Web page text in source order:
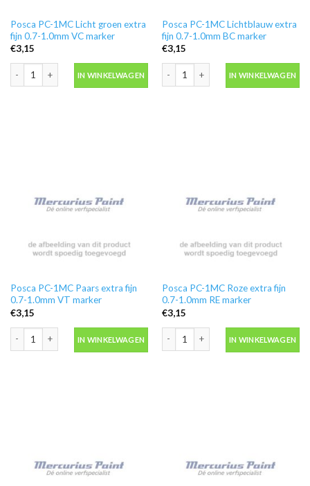
Posca PC-1MC Licht groen extra
fijn 0.7-1.0mm VC marker
€3,15
Posca PC-1MC Licht groen extra fijn 0.7-1.0mm VC marker aantal
IN WINKELWAGEN
Posca PC-1MC Lichtblauw extra
fijn 0.7-1.0mm BC marker
€3,15
Posca PC-1MC Lichtblauw extra fijn
IN WINKELWAGEN
Posca PC-1MC Paars extra fijn
0.7-1.0mm VT marker
€3,15
IN WINKELWAGEN
Posca PC-1MC Roze extra fijn
0.7-1.0mm RE marker
€3,15
IN WINKELWAGEN